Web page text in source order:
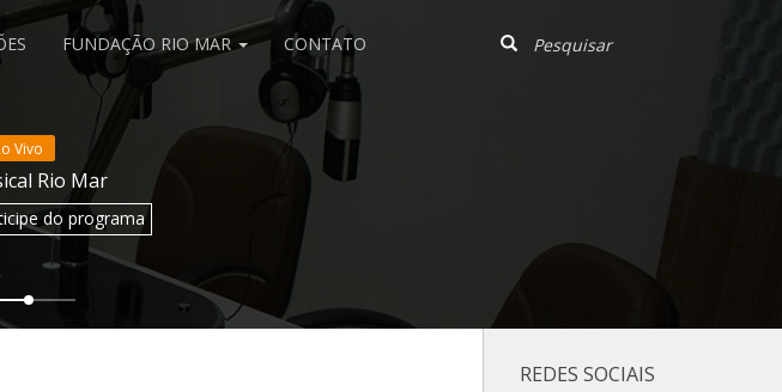
FUNDAÇÃO RIO MAR CONTATO
Vivo
Rio Mar
do programa
REDES SOCIAIS